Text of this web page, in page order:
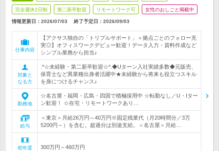
完全週休2日制 第二新卒歓迎 リモートワーク可 女性のおしごと掲載中
情報更新日：2026/07/03 終了予定日： 2026/09/03
仕事内容
【アクサス独自の「トリプルサポート」＋拠点ごとのフォロー充
実◎】オフィスワークデビュー歓迎！データ入力・資料作成など
シンプル業務から担当♪
対象と
なる方
.*☆未経験・第二新卒歓迎☆*.◆Uターン入社実績多数◆元販売、
保育士など異業種出身者活躍中★未経験から将来も役立つスキル
を身につけるチャンス♪
勤務地
☆名古屋・福岡・広島・四国で積極採用中 ☆転勤なし／U・Iター
ン歓迎！ ☆在宅・リモートワークあり…
給与
＜東京＞月給26万円～40万円※固定残業代（月20時間分／3万
5200円～）を含む。超過分は別途支給。＜名古屋＞月給…
初年度
300万円～460万円